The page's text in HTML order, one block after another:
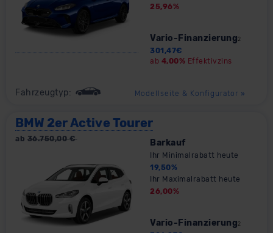
25,96%
Vario-Finanzierung2
301,47€
ab 4,00% Effektivzins
Fahrzeugtyp: Modellseite & Konfigurator »
BMW 2er Active Tourer
ab 36.750,00€ Barkauf
Ihr Minimalrabatt heute
19,50%
Ihr Maximalrabatt heute
26,00%
Vario-Finanzierung 2